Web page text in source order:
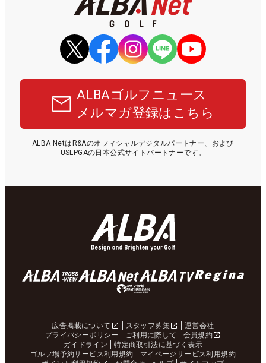
ALBAゴルフニュース
メルマガ登録はこちら
ALBA NetはR&Aのオフィシャルデジタルパートナー、および
USLPGAの日本公式サイトパートナーです。
広告掲載について スタッフ募集
運営会社
プライバシーポリシー
ご利用に際して
会員規約
ガイドライン
特定商取引法に基づく表示
ゴルフ場予約サービス利用規約
マイページサービス利用規約